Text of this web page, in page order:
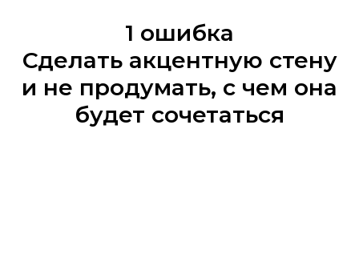
1 ошибка
Сделать акцентную стену
и не продумать, с чем она
будет сочетаться